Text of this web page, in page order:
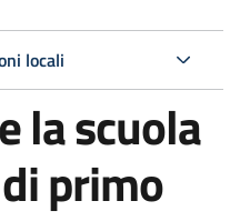
locali
la scuola
primo